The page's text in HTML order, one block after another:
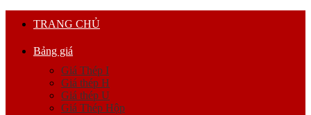
TRANG CHỦ
Bảng giá
Giá Thép I
Giá thép H
Giá thép U
Giá Thép Hộp